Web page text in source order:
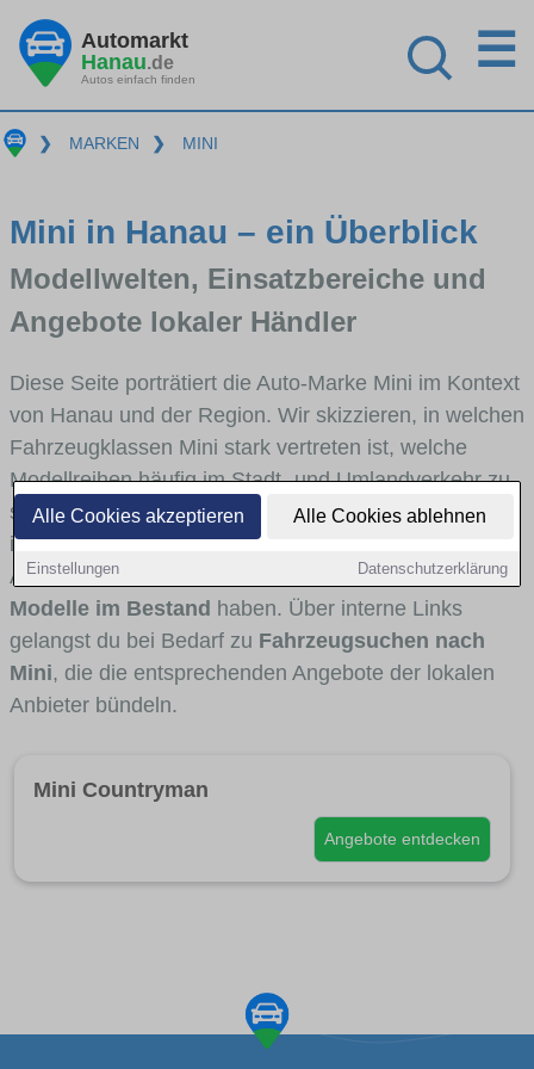
Alle Cookies akzeptieren Alle Cookies ablehnen
Einstellungen Datenschutzerklärung
Automarkt
Hanau.de
Autos einfach finden
☰
❯ MARKEN ❯ MINI
Mini in Hanau – ein Überblick
Modellwelten, Einsatzbereiche und
Angebote lokaler Händler
Diese Seite porträtiert die Auto-Marke Mini im Kontext
von Hanau und der Region. Wir skizzieren, in welchen
Fahrzeugklassen Mini stark vertreten ist, welche
Modellreihen häufig im Stadt- und Umlandverkehr zu
sehen sind und für welche Fahrertypen die Marke
interessant ist. Viele Fahrzeuge stammen von
Autohäusern und Autohändlern aus Hanau, dieMini-
Modelle im Bestand haben. Über interne Links
gelangst du bei Bedarf zu Fahrzeugsuchen nach
Mini, die die entsprechenden Angebote der lokalen
Anbieter bündeln.
Mini Countryman
Angebote entdecken